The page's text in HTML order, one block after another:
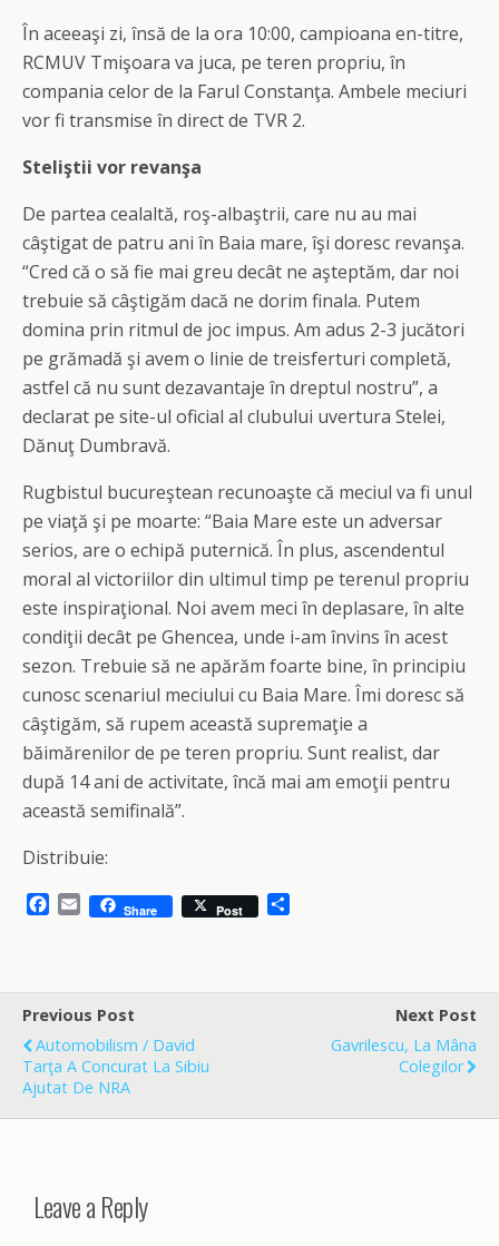
În aceeaşi zi, însă de la ora 10:00, campioana en-titre,
RCMUV Tmişoara va juca, pe teren propriu, în
compania celor de la Farul Constanţa. Ambele meciuri
vor fi transmise în direct de TVR 2.
Steliştii vor revanşa
De partea cealaltă, roş-albaştrii, care nu au mai
câştigat de patru ani în Baia mare, îşi doresc revanşa.
“Cred că o să fie mai greu decât ne aşteptăm, dar noi
trebuie să câştigăm dacă ne dorim finala. Putem
domina prin ritmul de joc impus. Am adus 2-3 jucători
pe grămadă şi avem o linie de treisferturi completă,
astfel că nu sunt dezavantaje în dreptul nostru”, a
declarat pe site-ul oficial al clubului uvertura Stelei,
Dănuţ Dumbravă.
Rugbistul bucureştean recunoaşte că meciul va fi unul
pe viaţă şi pe moarte: “Baia Mare este un adversar
serios, are o echipă puternică. În plus, ascendentul
moral al victoriilor din ultimul timp pe terenul propriu
este inspiraţional. Noi avem meci în deplasare, în alte
condiţii decât pe Ghencea, unde i-am învins în acest
sezon. Trebuie să ne apărăm foarte bine, în principiu
cunosc scenariul meciului cu Baia Mare. Îmi doresc să
câştigăm, să rupem această supremaţie a
băimărenilor de pe teren propriu. Sunt realist, dar
după 14 ani de activitate, încă mai am emoţii pentru
această semifinală”.
Distribuie:
b
o
o
k
E
l
Share Post
e
Previous Post
Automobilism / David
Tarţa A Concurat La Sibiu
Ajutat De NRA
Next Post
Gavrilescu, La Mâna
Colegilor
Leave a Reply